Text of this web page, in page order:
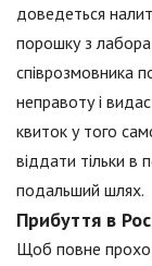
доведеться
порошку з
співрозмовника
неправоту і
квиток у того
віддати тільки в
подальший шлях.
Прибуття в
Щоб повне